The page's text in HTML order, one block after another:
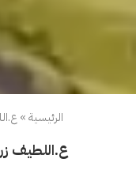
الرئيسية»
ع.اللطيف